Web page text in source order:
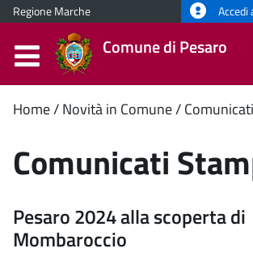
Regione Marche Accedi
Comune di Pesaro
Contenuto
principale
Home Novità in Comune
Comunicati
Pesaro 2024 alla scoperta di
Mombaroccio